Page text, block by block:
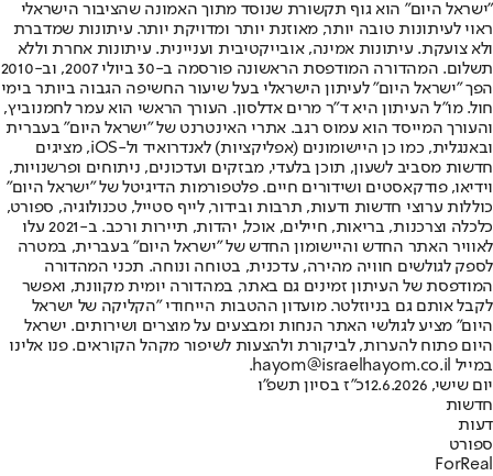
"ישראל היום" הוא גוף תקשורת שנוסד מתוך האמונה שהציבור הישראלי
ראוי לעיתונות טובה יותר, מאוזנת יותר ומדויקת יותר. עיתונות שמדברת
ולא צועקת. עיתונות אמינה, אובייקטיבית ועניינית. עיתונות אחרת וללא
תשלום. המהדורה המודפסת הראשונה פורסמה ב-30 ביולי 2007, וב-2010
הפך "ישראל היום" לעיתון הישראלי בעל שיעור החשיפה הגבוה ביותר בימי
חול. מו"ל העיתון היא ד"ר מרים אדלסון. העורך הראשי הוא עמר לחמנוביץ,
והעורך המייסד הוא עמוס רגב. אתרי האינטרנט של "ישראל היום" בעברית
ובאנגלית, כמו כן היישומונים (אפליקציות) לאנדרואיד ול-iOS, מציגים
חדשות מסביב לשעון, תוכן בלעדי, מבזקים ועדכונים, ניתוחים ופרשנויות,
וידיאו, פודקאסטים ושידורים חיים. פלטפורמות הדיגיטל של "ישראל היום"
כוללות ערוצי חדשות ודעות, תרבות ובידור, לייף סטייל, טכנולוגיה, ספורט,
כלכלה וצרכנות, בריאות, חיילים, אוכל, יהדות, תיירות ורכב. ב-2021 עלו
לאוויר האתר החדש והיישומון החדש של "ישראל היום" בעברית, במטרה
לספק לגולשים חוויה מהירה, עדכנית, בטוחה ונוחה. תכני המהדורה
המודפסת של העיתון זמינים גם באתר, במהדורה יומית מקוונת, ואפשר
לקבל אותם גם בניוזלטר. מועדון ההטבות הייחודי "הקליקה של ישראל
היום" מציע לגולשי האתר הנחות ומבצעים על מוצרים ושירותים. ישראל
היום פתוח להערות, לביקורת ולהצעות לשיפור מקהל הקוראים. פנו אלינו
במייל hayom@israelhayom.co.il.
יום שישי, 12.6.2026
כ"ז בסיון תשפ"ו
חדשות
דעות
ספורט
ForReal